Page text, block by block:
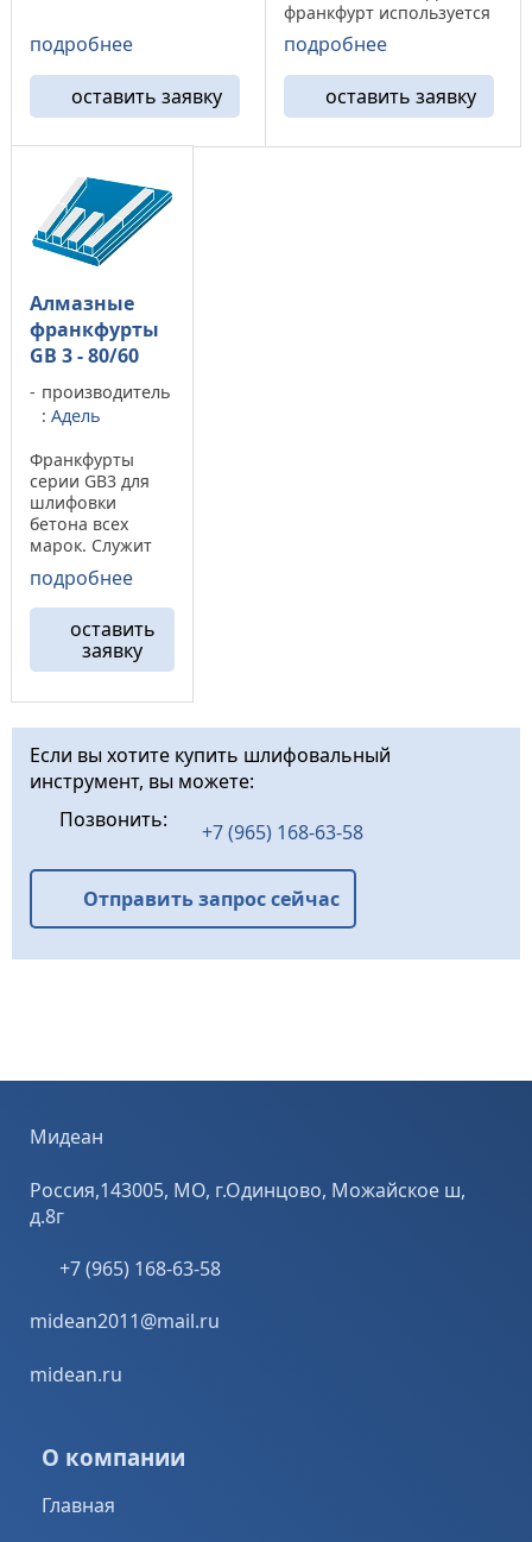
(М100-М250) показывает
время шлифовки
поверхности оставляет
подробнее
оставить заявку
франкфурт используется
для первого этапа
лощения. Он позволяет
получить ровную чистую
поверхность пола с
глубиной рисок до 0,06
подробнее
оставить заявку
Алмазные
франкфурты
GB 3 - 80/60
производитель
: Адель
Франкфурты
серии GB3 для
шлифовки
бетона всех
марок. Служит
для первого
этапа полировки
бетонной
поверхности.
Оставляет за
собой глубину
франкфуртов
весьма
1500 (м²), при
Корпус ...
подробнее
оставить
заявку
Если вы хотите купить шлифовальный
инструмент, вы можете:
Позвонить:
+7 (965) 168-63-58
Отправить запрос сейчас
Мидеан
Россия,143005, МО, г.Одинцово, Можайское ш,
д.8г
+7 (965) 168-63-58
midean2011@mail.ru
midean.ru
О компании
Главная